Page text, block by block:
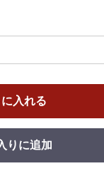
入れる
りに追加